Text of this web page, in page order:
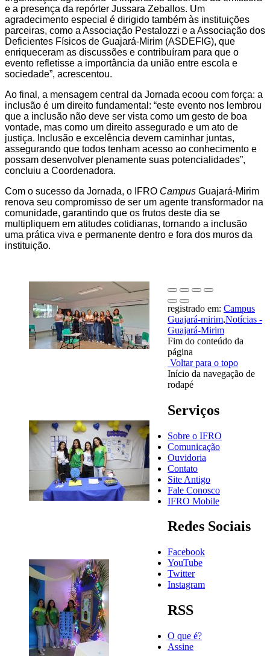
e a presença da repórter Jussara Zeballos. Um
agradecimento especial é dirigido também às instituições
parceiras, como a Associação Pestalozzi e a Associação dos
Deficientes Físicos de Guajará-Mirim (ASDEFIG), que
enriqueceram as discussões e contribuíram para que o
evento refletisse a importância da união entre escola e
sociedade”, acrescentou.
Ao final, a mensagem central da Jornada ecoou com força: a
inclusão é um direito fundamental: “este evento nos lembrou
que a inclusão não deve ser vista como um gesto de boa
vontade, mas como um direito assegurado e um ato de
justiça. Inclusão e excelência devem caminhar juntas,
assegurando que todos tenham acesso ao conhecimento e
possam desenvolver plenamente suas potencialidades”,
concluiu a Coordenadora.
Com o sucesso da Jornada, o IFRO Campus Guajará-Mirim
renova seu compromisso de ser um agente transformador na
comunidade, garantindo que os frutos deste dia se
multipliquem em atitudes cotidianas, tornando a inclusão
uma prática viva e permanente dentro e fora dos muros da
instituição.
registrado em: Campus
Guajará-mirim,Notícias -
Guajará-Mirim
Fim do conteúdo da
página
Voltar para o topo
Início da navegação de
rodapé
Serviços
Sobre o IFRO
Comunicação
Ouvidoria
Contato
Site Antigo
Fale Conosco
IFRO Mobile
Redes Sociais
Facebook
YouTube
Twitter
Instagram
RSS
O que é?
Assine